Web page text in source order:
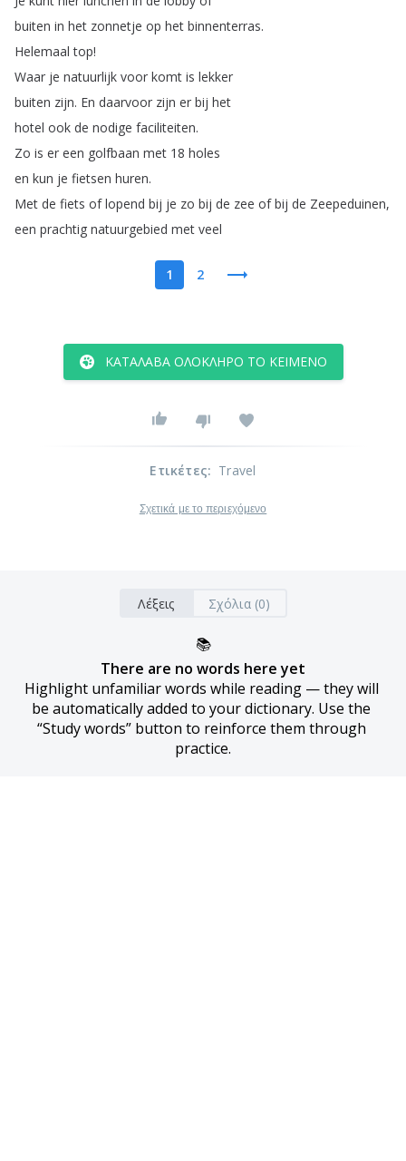
buiten in het zonnetje op het binnenterras.
Helemaal top!
Waar je natuurlijk voor komt is lekker
buiten zijn. En daarvoor zijn er bij het
hotel ook de nodige faciliteiten.
Zo is er een golfbaan met 18 holes
en kun je fietsen huren.
Met de fiets of lopend bij je zo bij de zee of bij de Zeepeduinen,
een prachtig natuurgebied met veel
1 2
ΚΑΤΆΛΑΒΑ ΟΛΌΚΛΗΡΟ ΤΟ ΚΕΊΜΕΝΟ
Ετικέτες: Travel
Σχετικά με το περιεχόμενο
Λέξεις Σχόλια (0)
📚
There are no words here yet
Highlight unfamiliar words while reading — they will
be automatically added to your dictionary. Use the
“Study words” button to reinforce them through
practice.